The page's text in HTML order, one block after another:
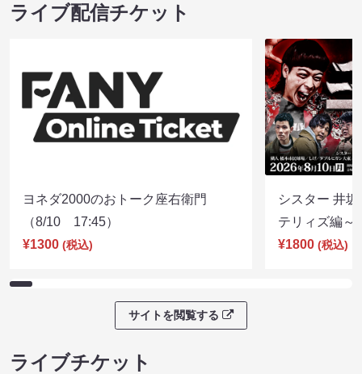
ライブ配信チケット
ヨネダ2000のおトーク座右衛門
（8/10 17:45）
¥1300 (税込)
シスター 井
テリィズ編
¥1800 (税込)
サイトを閲覧する
ライブチケット